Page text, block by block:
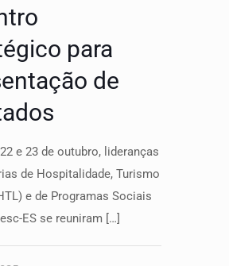
para
de
e 23 de outubro, lideranças
de Hospitalidade, Turismo
e de Programas Sociais
ES se reuniram […]